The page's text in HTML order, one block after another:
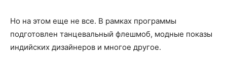
Но на этом еще не все. В рамках программы
подготовлен танцевальный флешмоб, модные показы
индийских дизайнеров и многое другое.